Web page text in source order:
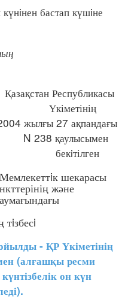
бастап күшiне
Қазақстан Республикасы
Үкіметінің
жылғы 27 ақпандағы
N 238 қаулысымен
бекiтілген
шекарасы
және
тiзбесi
- ҚР Үкіметінің
(алғашқы ресми
он күн